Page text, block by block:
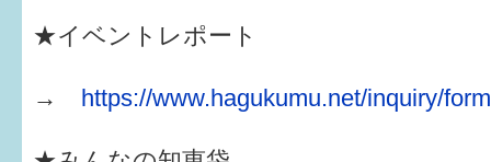
★イベントレポート
→ https://www.hagukumu.net/inquiry/